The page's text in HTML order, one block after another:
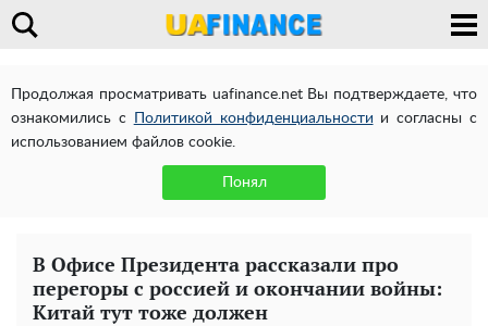
Продолжая просматривать uafinance.net Вы подтверждаете, что
ознакомились с
Политикой конфиденциальности и согласны с
использованием файлов cookie.
Понял
В Офисе Президента рассказали про
перегоры с россией и окончании войны:
Китай тут тоже должен